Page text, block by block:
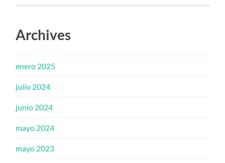
Archives
enero 2025
julio 2024
junio 2024
mayo 2024
mayo 2023